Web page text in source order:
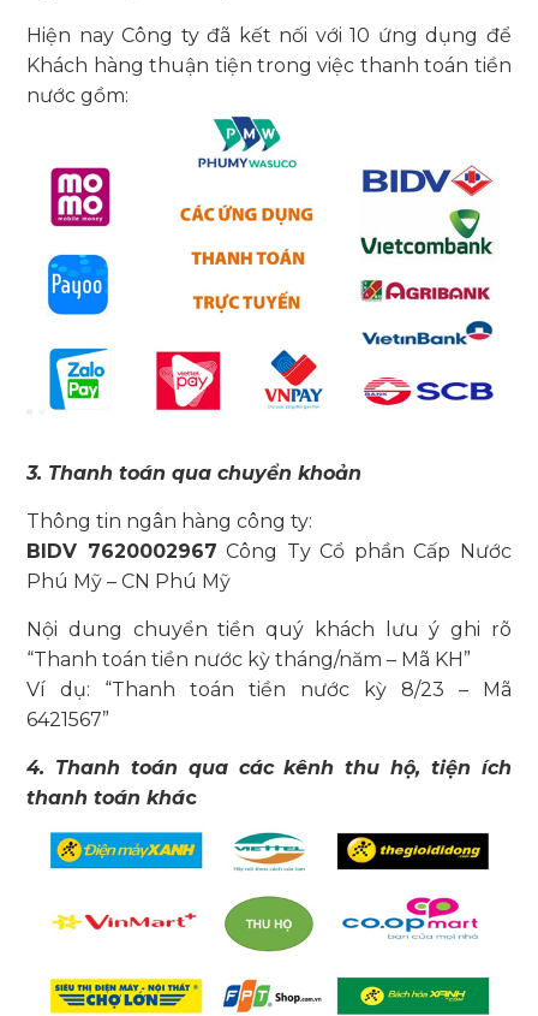
Hiện nay Công ty đã kết nối với 10 ứng dụng để
Khách hàng thuận tiện trong việc thanh toán tiền
nước gồm:
3. Thanh toán qua chuyển khoản
Thông tin ngân hàng công ty:
BIDV 7620002967 Công Ty Cổ phần Cấp Nước
Phú Mỹ – CN Phú Mỹ
Nội dung chuyển tiền quý khách lưu ý ghi rõ
“Thanh toán tiền nước kỳ tháng/năm – Mã KH”
Ví dụ: “Thanh toán tiền nước kỳ 8/23 – Mã
6421567”
4. Thanh toán qua các kênh thu hộ, tiện ích
thanh toán khác